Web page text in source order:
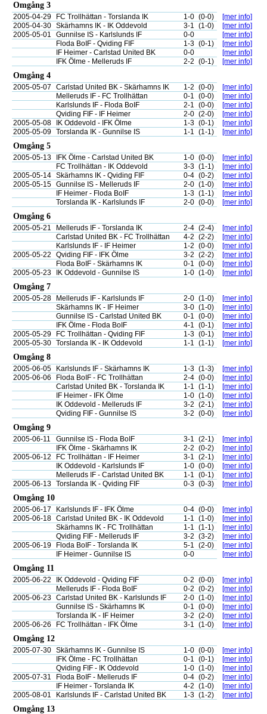
Omgång 3
2005-04-29 FC Trollhättan - Torslanda IK 1-0 (0-0)
[mer info]
2005-04-30 Skärhamns IK - IK Oddevold 3-1 (1-0)
[mer info]
2005-05-01
Gunnilse IS - Karlslunds IF 0-0
[mer info]
Floda BoIF - Qviding FIF
1-3 (0-1)
[mer info]
IF Heimer - Carlstad United BK
0-0
[mer info]
IFK Ölme - Melleruds IF
2-2 (0-1) [mer info]
Omgång 4
2005-05-07 Carlstad United BK - Skärhamns IK 1-2 (0-0)
[mer info]
Melleruds IF - FC Trollhättan
0-1 (0-0)
[mer info]
Karlslunds IF - Floda BoIF
2-1 (0-0)
[mer info]
Qviding FIF - IF Heimer
2-0 (2-0)
[mer info]
2005-05-08
IK Oddevold - IFK Ölme 1-3 (0-1)
[mer info]
2005-05-09 Torslanda IK - Gunnilse IS 1-1 (1-1) [mer info]
Omgång 5
2005-05-13 IFK Ölme - Carlstad United BK 1-0 (0-0)
[mer info]
FC Trollhättan - IK Oddevold
3-3 (1-1)
[mer info]
2005-05-14 Skärhamns IK - Qviding FIF 0-4 (0-2)
[mer info]
2005-05-15 Gunnilse IS - Melleruds IF 2-0 (1-0)
[mer info]
IF Heimer - Floda BoIF
1-3 (1-1)
[mer info]
Torslanda IK - Karlslunds IF
2-0 (0-0) [mer info]
Omgång 6
2005-05-21 Melleruds IF - Torslanda IK 2-4 (2-4)
[mer info]
Carlstad United BK - FC Trollhättan
4-2 (2-2)
[mer info]
Karlslunds IF - IF Heimer
1-2 (0-0)
[mer info]
2005-05-22
Qviding FIF - IFK Ölme 3-2 (2-2)
[mer info]
Floda BoIF - Skärhamns IK
0-1 (0-0)
[mer info]
2005-05-23
IK Oddevold - Gunnilse IS 1-0 (1-0) [mer info]
Omgång 7
2005-05-28 Melleruds IF - Karlslunds IF 2-0 (1-0)
[mer info]
Skärhamns IK - IF Heimer
3-0 (1-0)
[mer info]
Gunnilse IS - Carlstad United BK
0-1 (0-0)
[mer info]
IFK Ölme - Floda BoIF
4-1 (0-1)
[mer info]
2005-05-29
FC Trollhättan - Qviding FIF 1-3 (0-1)
[mer info]
2005-05-30 Torslanda IK - IK Oddevold 1-1 (1-1) [mer info]
Omgång 8
2005-06-05 Karlslunds IF - Skärhamns IK 1-3 (1-3)
[mer info]
2005-06-06
Floda BoIF - FC Trollhättan 2-4 (0-0)
[mer info]
Carlstad United BK - Torslanda IK
1-1 (1-1)
[mer info]
IF Heimer - IFK Ölme
1-0 (1-0)
[mer info]
IK Oddevold - Melleruds IF
3-2 (2-1)
[mer info]
Qviding FIF - Gunnilse IS
3-2 (0-0) [mer info]
Omgång 9
2005-06-11 Gunnilse IS - Floda BoIF 3-1 (2-1)
[mer info]
IFK Ölme - Skärhamns IK
2-2 (0-2)
[mer info]
2005-06-12
FC Trollhättan - IF Heimer 3-1 (2-1)
[mer info]
IK Oddevold - Karlslunds IF
1-0 (0-0)
[mer info]
Melleruds IF - Carlstad United BK
1-1 (0-1)
[mer info]
2005-06-13 Torslanda IK - Qviding FIF 0-3 (0-3) [mer info]
Omgång 10
2005-06-17 Karlslunds IF - IFK Ölme 0-4 (0-0)
[mer info]
2005-06-18 Carlstad United BK - IK Oddevold 1-1 (1-0)
[mer info]
Skärhamns IK - FC Trollhättan
1-1 (1-1)
[mer info]
Qviding FIF - Melleruds IF
3-2 (3-2)
[mer info]
2005-06-19
Floda BoIF - Torslanda IK 5-1 (2-0)
[mer info]
IF Heimer - Gunnilse IS
0-0 [mer info]
Omgång 11
2005-06-22 IK Oddevold - Qviding FIF 0-2 (0-0)
[mer info]
Melleruds IF - Floda BoIF
0-2 (0-2)
[mer info]
2005-06-23 Carlstad United BK - Karlslunds IF 2-0 (1-0)
[mer info]
Gunnilse IS - Skärhamns IK
0-1 (0-0)
[mer info]
Torslanda IK - IF Heimer
3-2 (2-0)
[mer info]
2005-06-26
FC Trollhättan - IFK Ölme 3-1 (1-0) [mer info]
Omgång 12
2005-07-30 Skärhamns IK - Gunnilse IS 1-0 (0-0)
[mer info]
IFK Ölme - FC Trollhättan
0-1 (0-1)
[mer info]
Qviding FIF - IK Oddevold
1-0 (1-0)
[mer info]
2005-07-31
Floda BoIF - Melleruds IF 0-4 (0-2)
[mer info]
IF Heimer - Torslanda IK
4-2 (1-0)
[mer info]
2005-08-01
Karlslunds IF - Carlstad United BK 1-3 (1-2) [mer info]
Omgång 13